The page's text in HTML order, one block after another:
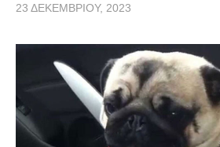
23 ΔΕΚΕΜΒΡΊΟΥ, 2023